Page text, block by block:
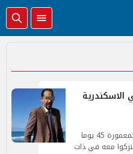
الاسكندرية
قررت النيابة العامة تجديد حبس سفاح المعمورة 45 يوما
وحبس 5 آخرين اشتركوا معه في ذات